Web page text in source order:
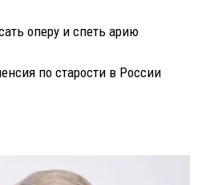
оперу и спеть арию
по старости в России